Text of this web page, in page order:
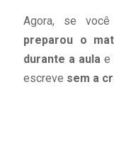
Agora, se
preparou o
durante a aula e
escreve sem a